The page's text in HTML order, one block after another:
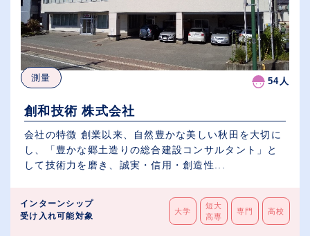
測量 54人
創和技術 株式会社
会社の特徴 創業以来、自然豊かな美しい秋田を大切に
し、「豊かな郷土造りの総合建設コンサルタント」と
して技術力を磨き、誠実・信用・創造性...
インターンシップ
受け入れ可能対象
大学
短大
高専
専門 高校